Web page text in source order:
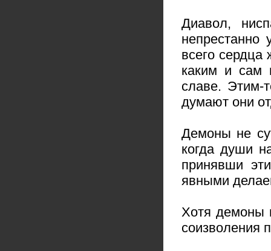
Диавол,
непрестанно
всего сердца
каким и сам
славе. Этим-
думают они
Демоны не
когда души
принявши
явными
Хотя демоны
соизволения